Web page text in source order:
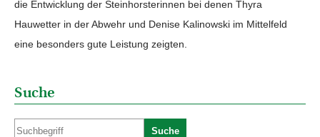
die Entwicklung der Steinhorsterinnen bei denen Thyra
Hauwetter in der Abwehr und Denise Kalinowski im Mittelfeld
eine besonders gute Leistung zeigten.
Suche
Suche